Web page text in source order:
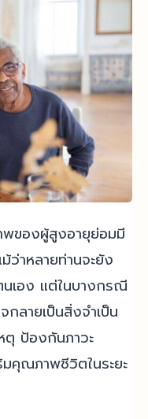
พของผู้สูงอายุย่อมมี
ว่าหลายท่านจะยัง
นเอง แต่ในบางกรณี
ลายเป็นสิ่งจำเป็น
ตุ ป้องกันภาวะ
คุณภาพชีวิตในระยะ